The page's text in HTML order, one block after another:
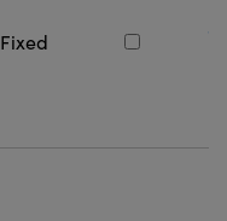
Fixed